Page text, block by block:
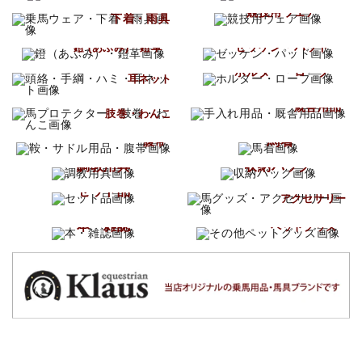
下着・雨具
競技用ウェア
鐙 (あぶみ)・鐙革 ゼッケン・パッド
耳ネット
ホルター・ロープ
肢巻・わんこ
厩舎用品
腹帯
馬着
調教用具
収納バッグ
セット品
アクセサリー
本・雑誌
ペットグッズ